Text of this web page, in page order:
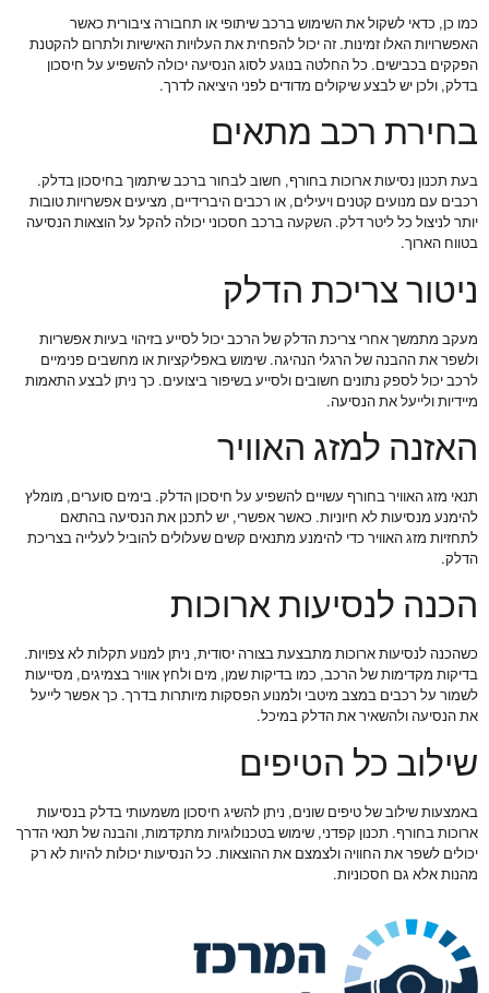
כמו כן, כדאי לשקול את השימוש ברכב שיתופי או תחבורה ציבורית כאשר
האפשרויות האלו זמינות. זה יכול להפחית את העלויות האישיות ולתרום להקטנת
הפקקים בכבישים. כל החלטה בנוגע לסוג הנסיעה יכולה להשפיע על חיסכון
בדלק, ולכן יש לבצע שיקולים מדודים לפני היציאה לדרך.
בחירת רכב מתאים
בעת תכנון נסיעות ארוכות בחורף, חשוב לבחור ברכב שיתמוך בחיסכון בדלק.
רכבים עם מנועים קטנים ויעילים, או רכבים היברידיים, מציעים אפשרויות טובות
יותר לניצול כל ליטר דלק. השקעה ברכב חסכוני יכולה להקל על הוצאות הנסיעה
בטווח הארוך.
ניטור צריכת הדלק
מעקב מתמשך אחרי צריכת הדלק של הרכב יכול לסייע בזיהוי בעיות אפשריות
ולשפר את ההבנה של הרגלי הנהיגה. שימוש באפליקציות או מחשבים פנימיים
לרכב יכול לספק נתונים חשובים ולסייע בשיפור ביצועים. כך ניתן לבצע התאמות
מיידיות ולייעל את הנסיעה.
האזנה למזג האוויר
תנאי מזג האוויר בחורף עשויים להשפיע על חיסכון הדלק. בימים סוערים, מומלץ
להימנע מנסיעות לא חיוניות. כאשר אפשרי, יש לתכנן את הנסיעה בהתאם
לתחזיות מזג האוויר כדי להימנע מתנאים קשים שעלולים להוביל לעלייה בצריכת
הדלק.
הכנה לנסיעות ארוכות
כשהכנה לנסיעות ארוכות מתבצעת בצורה יסודית, ניתן למנוע תקלות לא צפויות.
בדיקות מקדימות של הרכב, כמו בדיקות שמן, מים ולחץ אוויר בצמיגים, מסייעות
לשמור על רכבים במצב מיטבי ולמנוע הפסקות מיותרות בדרך. כך אפשר לייעל
את הנסיעה ולהשאיר את הדלק במיכל.
שילוב כל הטיפים
באמצעות שילוב של טיפים שונים, ניתן להשיג חיסכון משמעותי בדלק בנסיעות
ארוכות בחורף. תכנון קפדני, שימוש בטכנולוגיות מתקדמות, והבנה של תנאי הדרך
יכולים לשפר את החוויה ולצמצם את ההוצאות. כל הנסיעות יכולות להיות לא רק
מהנות אלא גם חסכוניות.